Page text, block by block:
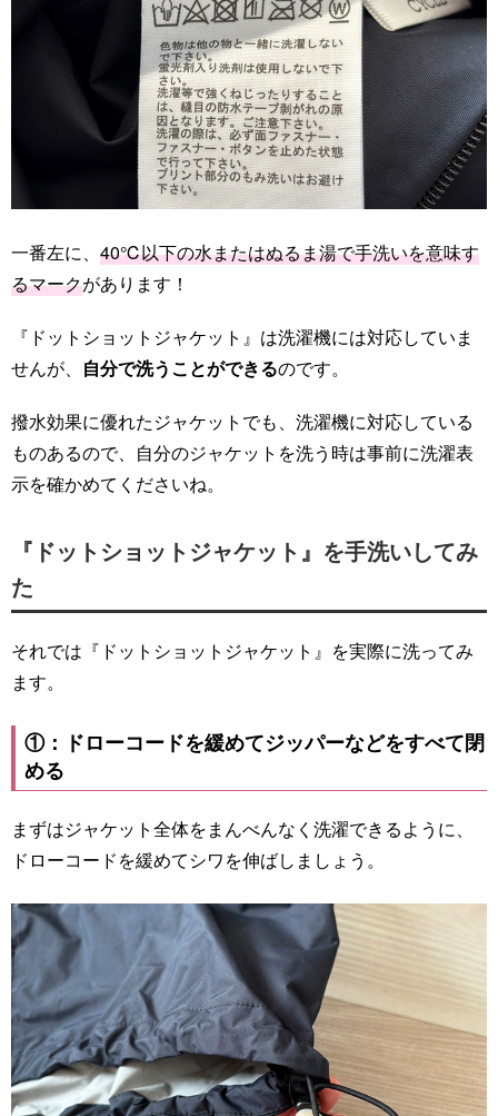
一番左に、 40℃以下の水またはぬるま湯で手洗いを意味す
るマークがあります！
『ドットショットジャケット』は洗濯機には対応していま
せんが、 自分で洗うことができるのです。
撥水効果に優れたジャケットでも、洗濯機に対応している
ものあるので、自分のジャケットを洗う時は事前に洗濯表
示を確かめてくださいね。
『ドットショットジャケット』を手洗いしてみ
た
それでは『ドットショットジャケット』を実際に洗ってみ
ます。
①：ドローコードを緩めてジッパーなどをすべて閉
める
まずはジャケット全体をまんべんなく洗濯できるように、
ドローコードを緩めてシワを伸ばしましょう。